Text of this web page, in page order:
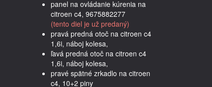
panel na ovládanie kúrenia na
citroen c4, 9675882277
(tento diel je už predaný)
pravá predná otoč na citroen c4
1,6i, náboj kolesa,
ľavá predná otoč na citroen c4
1,6i, náboj kolesa,
pravé spätné zrkadlo na citroen
c4, 10+2 piny